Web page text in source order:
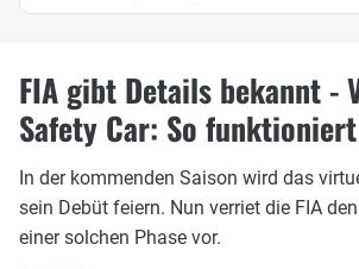
FIA gibt Details bekannt -
Safety Car: So
In der kommenden Saison wird das
sein Debüt feiern. Nun verriet die FIA
einer solchen Phase vor.